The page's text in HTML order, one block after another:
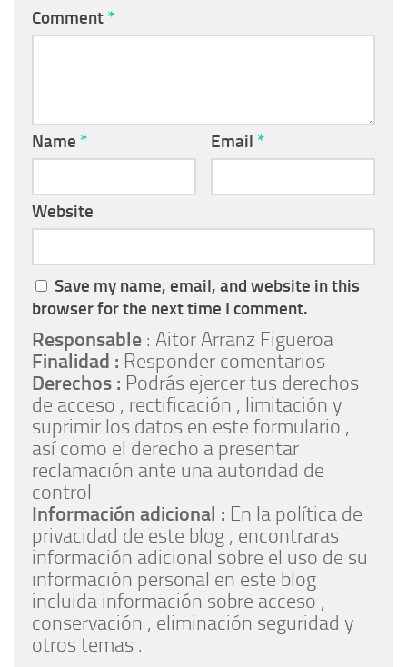
Comment *
Name * Email *
Website
Save my name, email, and website in this
browser for the next time I comment.
Responsable : Aitor Arranz Figueroa
Finalidad : Responder comentarios
Derechos : Podrás ejercer tus derechos
de acceso , rectificación , limitación y
suprimir los datos en este formulario ,
así como el derecho a presentar
reclamación ante una autoridad de
control
Información adicional : En la política de
privacidad de este blog , encontraras
información adicional sobre el uso de su
información personal en este blog
incluida información sobre acceso ,
conservación , eliminación seguridad y
otros temas .